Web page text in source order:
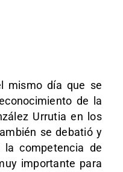
mismo día que se
de la
Urrutia en los
se debatió y
competencia de
importante para